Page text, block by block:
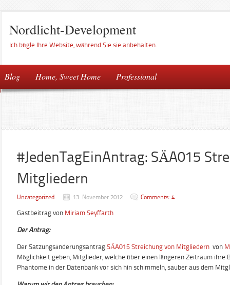
Nordlicht-Development
Ich bügle Ihre Website, während Sie sie anbehalten.
Blog Home, Sweet Home Professional
#JedenTagEinAntrag: SÄA015
Mitgliedern
Uncategorized 13. November 2012 Comments: 4
Gastbeitrag von Miriam Seyffarth
Der Antrag:
Der Satzungsänderungsantrag SÄA015 Streichung von Mitgliedern von
Möglichkeit geben, Mitglieder, welche über einen längeren Zeitraum ihre
Phantome in der Datenbank vor sich hin schimmeln, sauber aus dem